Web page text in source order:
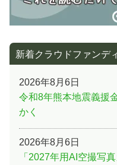
新着クラウドファンデ
2026年8月6日
令和8年熊本地震義援
かく
2026年8月6日
「2027年用AI空撮写